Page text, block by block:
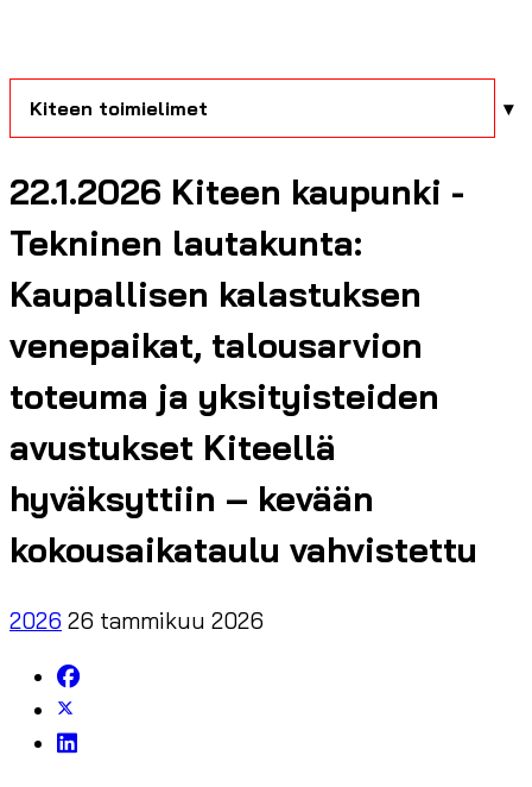
Kiteen toimielimet
22.1.2026 Kiteen kaupunki -
Tekninen lautakunta:
Kaupallisen kalastuksen
venepaikat, talousarvion
toteuma ja yksityisteiden
avustukset Kiteellä
hyväksyttiin – kevään
kokousaikataulu vahvistettu
2026 26 tammikuu 2026